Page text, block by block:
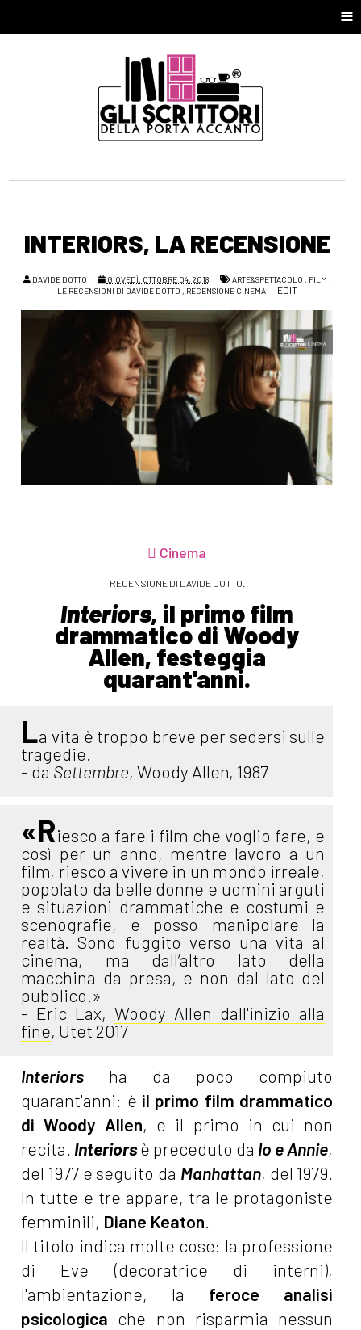
≡
INTERIORS, LA RECENSIONE
DAVIDE DOTTO GIOVEDÌ, OTTOBRE 04, 2018 ARTE&SPETTACOLO , FILM ,
LE RECENSIONI DI DAVIDE DOTTO , RECENSIONE CINEMA EDIT
Cinema
RECENSIONE DI DAVIDE DOTTO.
Interiors, il primo film
drammatico di Woody
Allen, festeggia
quarant'anni.
La vita è troppo breve per sedersi sulle
tragedie.
- da Settembre, Woody Allen, 1987
«Riesco a fare i film che voglio fare, e
così per un anno, mentre lavoro a un
film, riesco a vivere in un mondo irreale,
popolato da belle donne e uomini arguti
e situazioni drammatiche e costumi e
scenografie, e posso manipolare la
realtà. Sono fuggito verso una vita al
cinema, ma dall’altro lato della
macchina da presa, e non dal lato del
pubblico.»
- Eric Lax,Woody Allen dall'inizio alla
fine, Utet 2017
Interiors
ha da poco compiuto
quarant'anni: è il primo film drammatico
di Woody Allen, e il primo in cui non
recita. Interiorsè preceduto da Io e Annie,
del 1977 e seguito da Manhattan, del 1979.
In tutte e tre appare, tra le protagoniste
femminili, Diane Keaton.
Il titolo indica molte cose: la professione
di Eve (decoratrice di interni),
l'ambientazione, la feroce analisi
psicologica che non risparmia nessun